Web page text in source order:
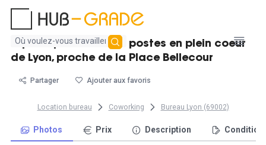
Aucun
résultat
trouvé
Espace privatif de 18 postes en plein coeur
de Lyon, proche de la Place Bellecour
Partager Ajouter aux favoris
Location bureau Coworking Bureau Lyon (69002)
Photos Prix Description